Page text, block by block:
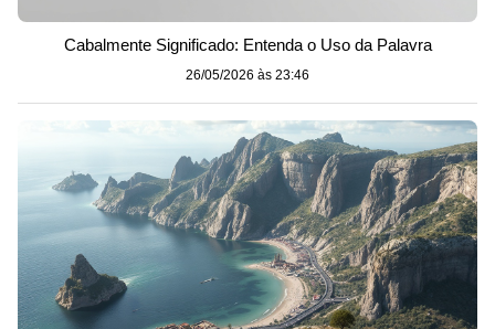
Cabalmente Significado: Entenda o Uso da Palavra
26/05/2026 às 23:46